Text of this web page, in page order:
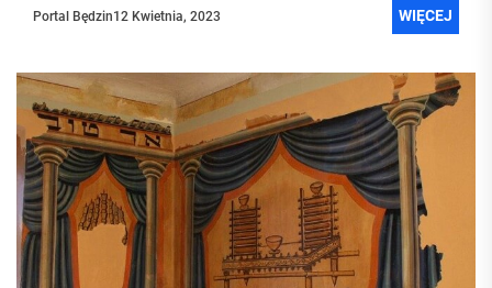
Portal Będzin12 Kwietnia, 2023 WIĘCEJ